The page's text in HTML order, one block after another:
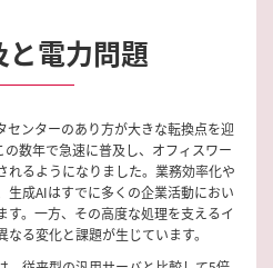
電力問題
ンターのあり方が大きな転換点を迎
数年で急速に普及し、オフィスワー
れるようになりました。業務効率化や
生成AIはすでに多くの企業活動におい
す。一方、その高度な処理を支えるイ
る変化と課題が生じています。